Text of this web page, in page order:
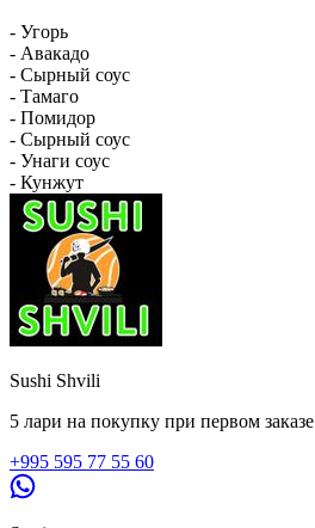
- Угорь
- Авакадо
- Сырный соус
- Тамаго
- Помидор
- Сырный соус
- Унаги соус
- Кунжут
Sushi Shvili
5 лари на покупку при первом заказе
+995 595 77 55 60